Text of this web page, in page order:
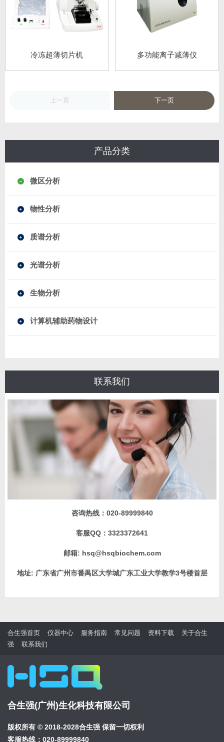
冷冻超薄切片机 多功能离子减薄仪
上一页 下一页
产品分类
微区分析
物性分析
质谱分析
光谱分析
生物分析
计算机辅助药物设计
联系我们
咨询热线： 020-89999840
客服QQ： 3323372641
邮箱: hsq@hsqbiochem.com
地址: 广东省广州市番禺区大学城广东工业大学教学3号楼首层
合生强首页 仪器中心 服务指南 常见问题 资料下载
关于合生
强
联系我们
合生强(广州)生化科技有限公司
版权所有 © 2018-2028合生强 保留一切权利
客服热线：020-89999840